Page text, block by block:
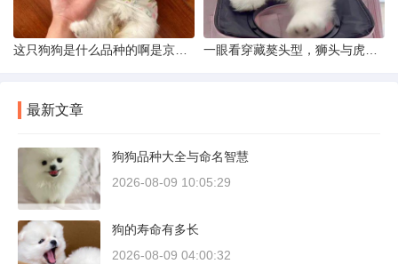
最新文章
狗狗品种大全与命名智慧
2026-08-09 10:05:29
狗的寿命有多长
2026-08-09 04:00:32